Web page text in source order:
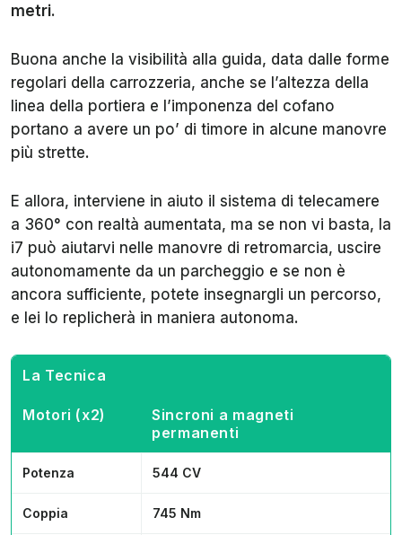
metri.
Buona anche la visibilità alla guida, data dalle forme
regolari della carrozzeria, anche se l’altezza della
linea della portiera e l’imponenza del cofano
portano a avere un po’ di timore in alcune manovre
più strette.
E allora, interviene in aiuto il sistema di telecamere
a 360° con realtà aumentata, ma se non vi basta, la
i7 può aiutarvi nelle manovre di retromarcia, uscire
autonomamente da un parcheggio e se non è
ancora sufficiente, potete insegnargli un percorso,
e lei lo replicherà in maniera autonoma.
La Tecnica
Motori (x2)
Sincroni a magneti
permanenti
Potenza 544 CV
Coppia 745 Nm